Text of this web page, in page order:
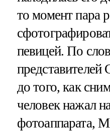
то момент пара
певицей. По
представителей
до того, как
человек нажал
фотоаппарата,